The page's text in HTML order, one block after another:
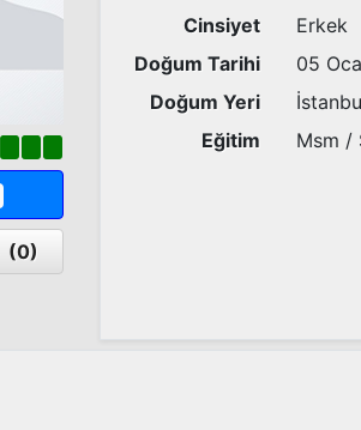
(0)
Cinsiyet
Erkek
Doğum Tarihi
05
Doğum Yeri
Eğitim
Msm /